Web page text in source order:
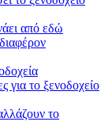
από εδώ
για το ξενοδοχείο
το